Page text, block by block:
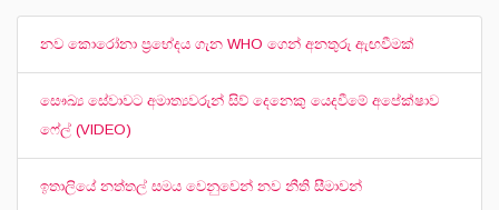
නව කොරෝනා ප්‍රභේදය ගැන WHO ගෙන් අනතුරු ඇඟවීමක්
සෞඛ්‍ය සේවාවට අමාත්‍යවරුන් සිව් දෙනෙකු යෙදවීමේ අපේක්ෂාව
ෆේල් (VIDEO)
ඉතාලියේ නත්තල් සමය වෙනුවෙන් නව නීති සීමාවන්